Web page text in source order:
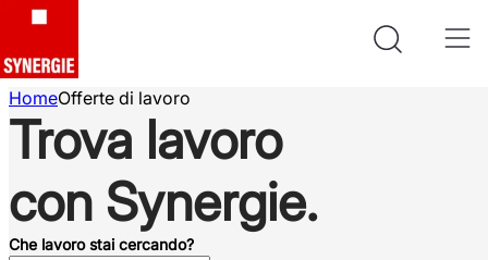
HomeOfferte di lavoro
Trova lavoro
con Synergie.
Che lavoro stai cercando?